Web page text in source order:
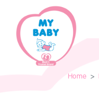
Home